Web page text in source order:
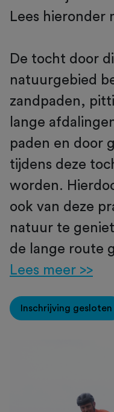
Lees hieronder
De tocht door
natuurgebied
zandpaden,
lange
paden en door
tijdens deze
worden.
ook van deze
natuur te
de lange route
Lees meer >>
Inschrijving gesloten